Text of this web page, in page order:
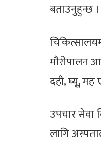
बताउनुहुन्छ ।
मौरीपालन
दही, घ्यूू, मह
उपचार सेवा
लागि